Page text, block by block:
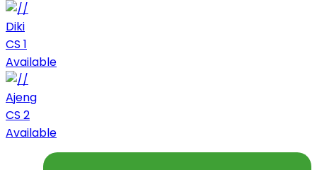
Diki
CS 1
Available
Ajeng
CS 2
Available